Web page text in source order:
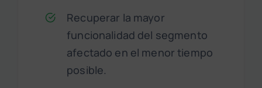
Recuperar la mayor
funcionalidad del segmento
afectado en el menor tiempo
posible.